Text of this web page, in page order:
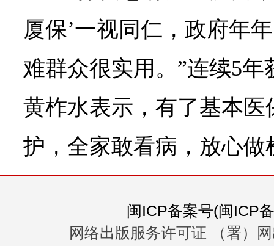
厦保’一视同仁，政府年
难群众很实用。”连续5
黄柞水表示，有了基本医
护，全家敢看病，放心做
闽ICP备案号(闽ICP
网络出版服务许可证 （署）